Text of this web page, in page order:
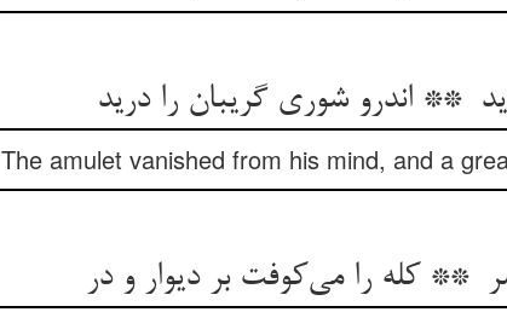
The amulet vanished from his mind, and a